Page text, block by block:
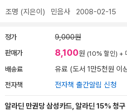
조명 (지은이) 민음사 2008-02-15
정가 9,000원
판매가 8,100원 (10% 할인) +
배송료 유료 (도서 1만5천원 이
전자책 전자책 출간알림 신청
알라딘 만권당 삼성카드, 알라딘 15% 청구